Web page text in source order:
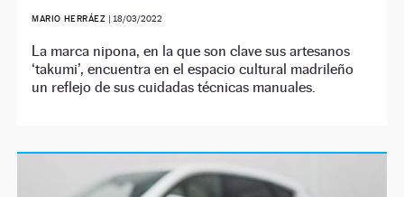
MARIO HERRÁEZ | 18/03/2022
La marca nipona, en la que son clave sus artesanos
‘takumi’, encuentra en el espacio cultural madrileño
un reflejo de sus cuidadas técnicas manuales.